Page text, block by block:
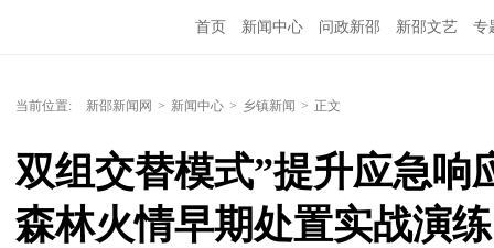
首页 新闻中心 问政新邵 新邵文艺 专
当前位置: 新邵新闻网 > 新闻中心 > 乡镇新闻 > 正文
双组交替模式”提升应急
森林火情早期处置实战演练